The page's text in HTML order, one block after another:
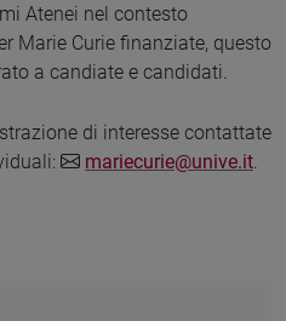
Atenei nel contesto
Marie Curie finanziate, questo
a candiate e candidati.
di interesse contattate
mariecurie@unive.it